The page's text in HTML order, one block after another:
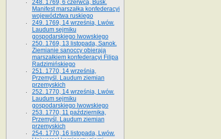
248. 1769, 6 czerwca, Busk.
Manifest marszałka konfederacyi
województwa ruskiego
249. 1769, 14 września, Lwów.
Laudum sejmiku
gospodarskiego lwowskiego
250. 1769, 13 listopada, Sanok.
Ziemianie sanoccy obierają
marszałkiem konfederacyi Filipa
Radzimińskiego
251. 1770, 14 września,
Przemyśl. Laudum ziemian
przemyskich
252. 1770, 14 września, Lwów.
Laudum sejmiku
gospodarskiego lwowskiego
253. 1770, 11 października,
Przemyśl. Laudum ziemian
przemyskich
254. 1770, 16 listopada, Lwów.